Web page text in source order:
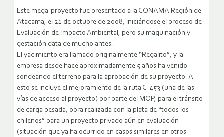
Este mega-proyecto fue presentado a la CONAMA Región de
Atacama, el 21 de octubre de 2008, iniciándose el proceso de
Evaluación de Impacto Ambiental, pero su maquinación y
gestación data de mucho antes.
El yacimiento era llamado originalmente “Regalito”, y la
empresa desde hace aproximadamente 5 años ha venido
sondeando el terreno para la aprobación de su proyecto. A
esto se incluye el mejoramiento de la ruta C-453 (una de las
vías de acceso al proyecto) por parte del MOP, para el tránsito
de carga pesada, obra realizada con la plata de “todos los
chilenos” para un proyecto privado aún en evaluación
(situación que ya ha ocurrido en casos similares en otros